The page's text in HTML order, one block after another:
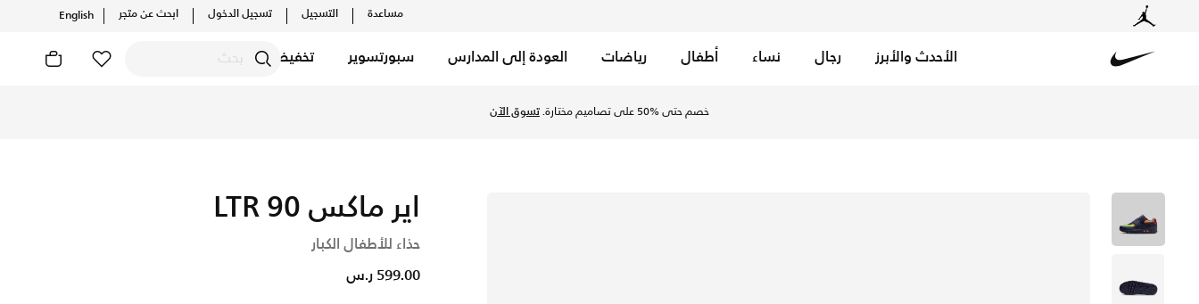
مساعدة التسجيل تسجيل الدخول ابحث عن متجر English
الأحدث والأبرز رجال نساء أطفال رياضات العودة إلى المدارس سبورتسوير تخفيضات
خصم حتى %50 على تصاميم مختارة. تسوق الآن
اير ماكس 90 LTR
حذاء للأطفال الكبار
599.00 ر.س